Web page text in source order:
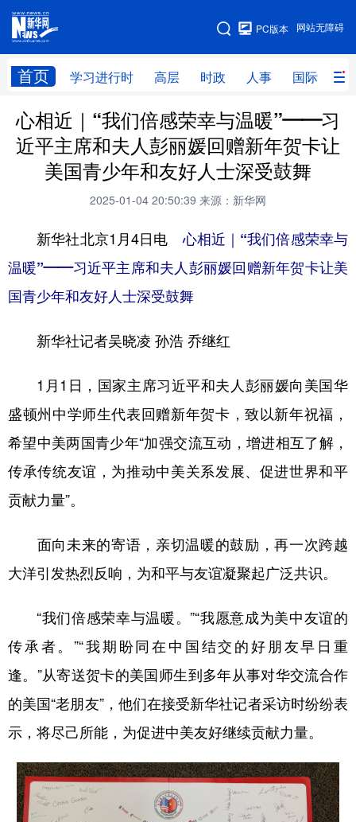
网站无障碍
PC版本
首页 学习进行时 高层 时政 人事 国际 财
网站地图
学习进行时 高层 时政 人事
国际 财经 网评 港澳
学术中国 乡村振兴 银龄 溯源中国
城市 旅游 能源 会展
彩票 娱乐 时尚
地方频道
北京 天津 河北 山西
辽宁 吉林 上海 江苏
浙江 安徽 福建 江西
四川 贵州 云南 西藏
陕西 甘肃 青海 宁夏
心相近｜“我们倍感荣幸与温暖”——习
近平主席和夫人彭丽媛回赠新年贺卡让
美国青少年和友好人士深受鼓舞
2025-01-04 20:50:39 来源：新华网
新华社北京1月4日电心相近｜“我们倍感荣幸与
温暖”——习近平主席和夫人彭丽媛回赠新年贺卡让美
国青少年和友好人士深受鼓舞
新华社记者吴晓凌 孙浩 乔继红
1月1日，国家主席习近平和夫人彭丽媛向美国华
盛顿州中学师生代表回赠新年贺卡，致以新年祝福，
希望中美两国青少年“加强交流互动，增进相互了解，
传承传统友谊，为推动中美关系发展、促进世界和平
贡献力量”。
面向未来的寄语，亲切温暖的鼓励，再一次跨越
大洋引发热烈反响，为和平与友谊凝聚起广泛共识。
“我们倍感荣幸与温暖。”“我愿意成为美中友谊的
传承者。”“我期盼同在中国结交的好朋友早日重
逢。”从寄送贺卡的美国师生到多年从事对华交流合作
的美国“老朋友”，他们在接受新华社记者采访时纷纷表
示，将尽己所能，为促进中美友好继续贡献力量。